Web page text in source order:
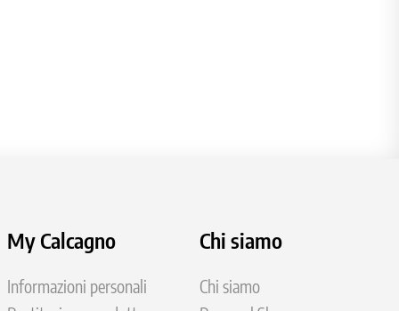
My Calcagno
Informazioni personali
Chi siamo
Chi siamo